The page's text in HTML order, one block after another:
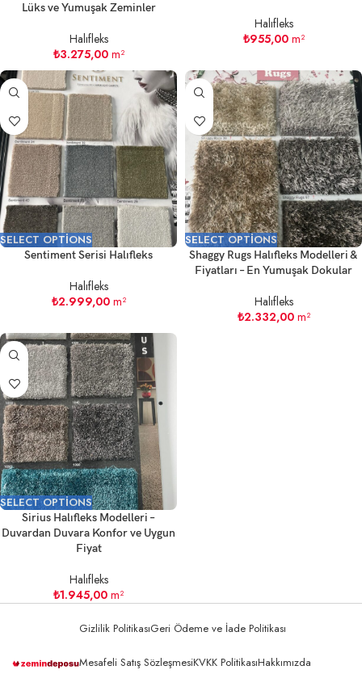
Lüks ve Yumuşak Zeminler
Halıfleks
₺3.275,00m²
Halıfleks
₺955,00m²
SELECT OPTIONS
Sentiment Serisi Halıfleks
Halıfleks
₺2.999,00m²
SELECT OPTIONS
Shaggy Rugs Halıfleks Modelleri &
Fiyatları – En Yumuşak Dokular
Halıfleks
₺2.332,00m²
SELECT OPTIONS
Sirius Halıfleks Modelleri –
Duvardan Duvara Konfor ve Uygun
Fiyat
Halıfleks
₺1.945,00 m²
Gizlilik PolitikasıGeri Ödeme ve İade Politikası
Mesafeli Satış SözleşmesiKVKK PolitikasıHakkımızda